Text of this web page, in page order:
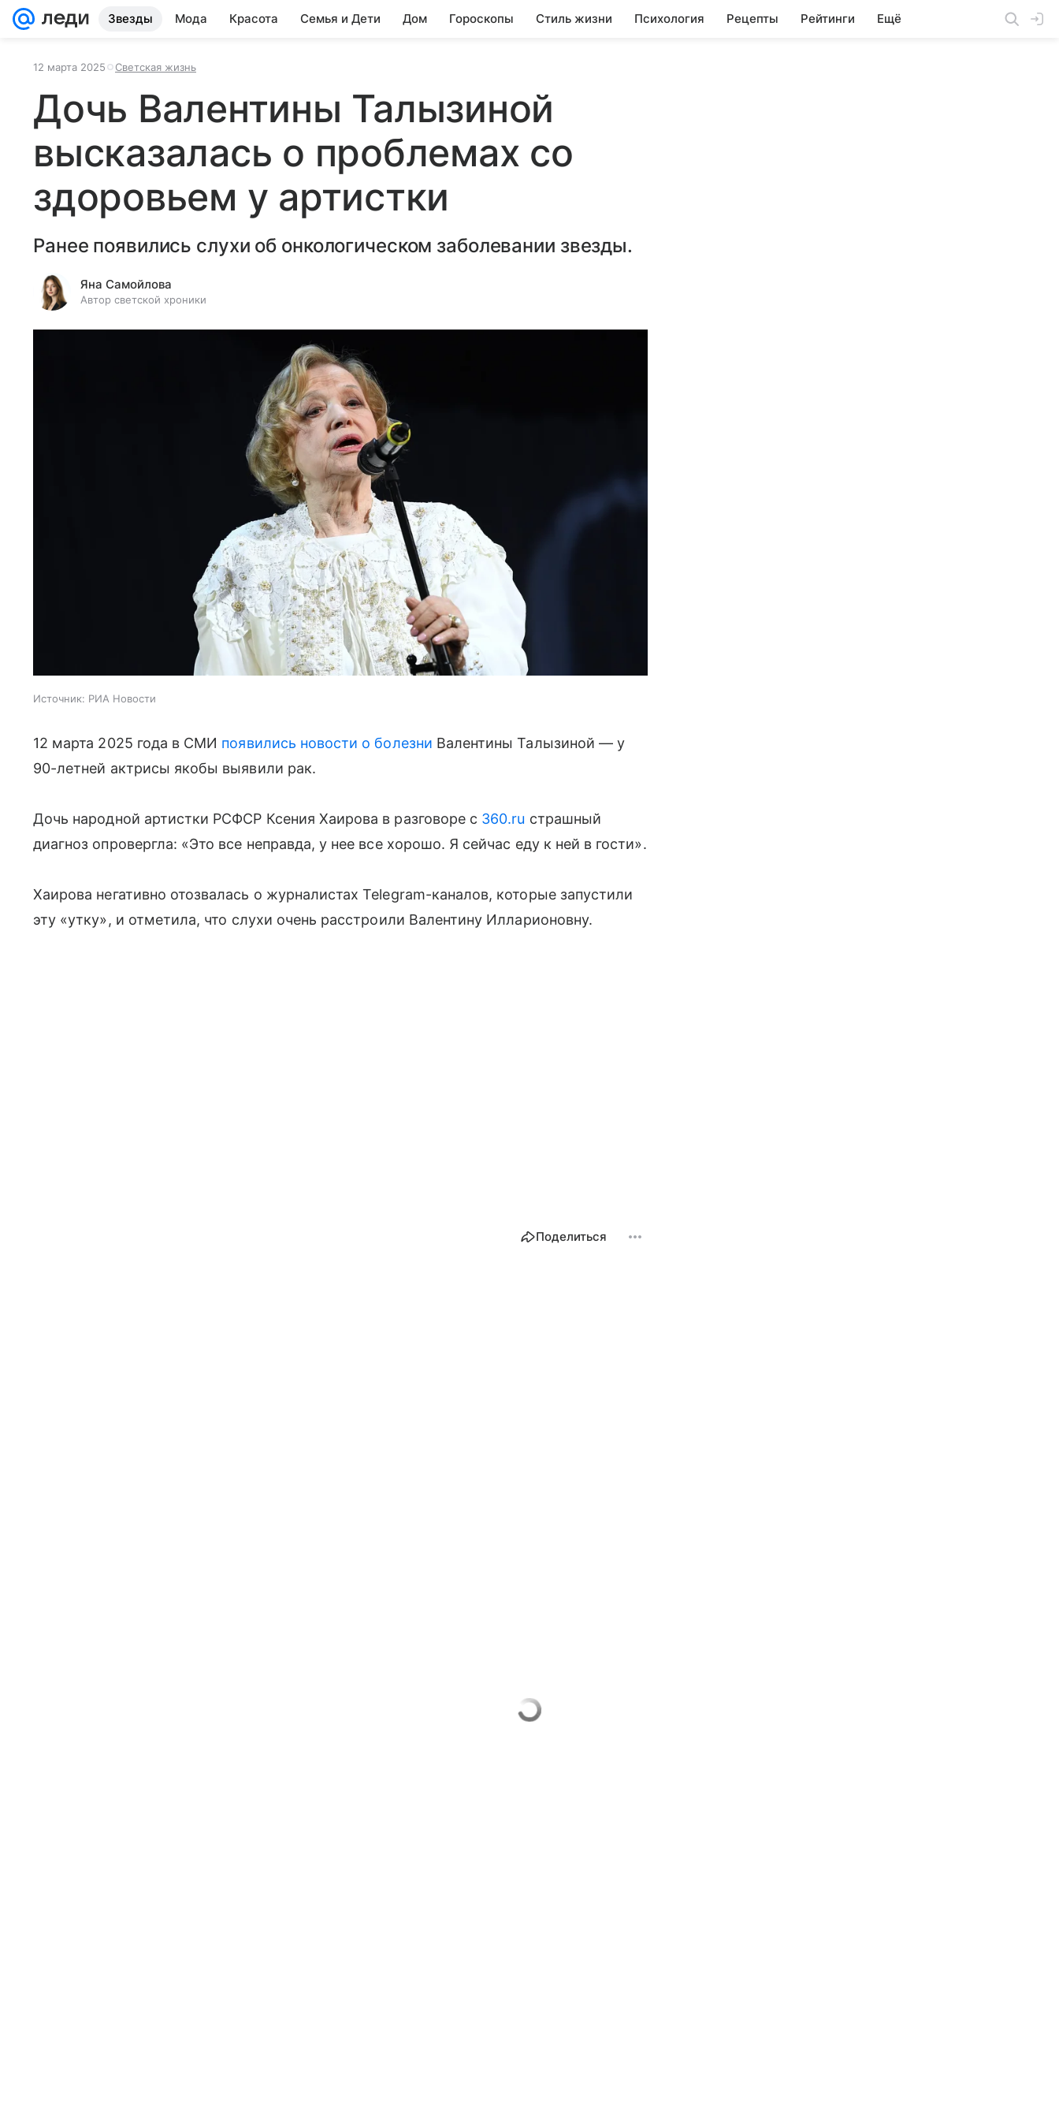
Звезды Мода Красота Семья и Дети Дом Гороскопы Стиль жизни Психология Рецепты Рейтинги Ещё
12 марта 2025 Светская жизнь
Дочь Валентины Талызиной
высказалась о проблемах со
здоровьем у артистки
Ранее появились слухи об онкологическом заболевании звезды.
Яна Самойлова
Автор светской хроники
Источник: РИА Новости
12 марта 2025 года в СМИ появились новости о болезни Валентины Талызиной — у
90-летней актрисы якобы выявили рак.
Дочь народной артистки РСФСР Ксения Хаирова в разговоре с 360.ru страшный
диагноз опровергла: «Это все неправда, у нее все хорошо. Я сейчас еду к ней в гости».
Хаирова негативно отозвалась о журналистах Telegram-каналов, которые запустили
эту «утку», и отметила, что слухи очень расстроили Валентину Илларионовну.
Поделиться